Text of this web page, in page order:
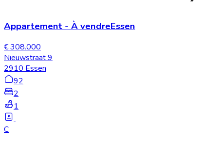
Appartement - À vendreEssen
€ 308.000
Nieuwstraat 9
2910 Essen
92
2
1
C